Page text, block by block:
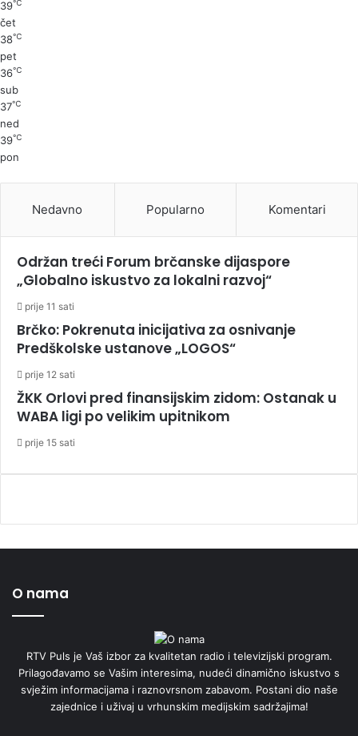
39℃
čet
38℃
pet
36℃
sub
37℃
ned
39℃
pon
Nedavno Popularno Komentari
Održan treći Forum brčanske dijaspore
„Globalno iskustvo za lokalni razvoj“
prije 11 sati
Brčko: Pokrenuta inicijativa za osnivanje
Predškolske ustanove „LOGOS“
prije 12 sati
ŽKK Orlovi pred finansijskim zidom: Ostanak u
WABA ligi po velikim upitnikom
prije 15 sati
O nama
RTV Puls je Vaš izbor za kvalitetan radio i televizijski program.
Prilagođavamo se Vašim interesima, nudeći dinamično iskustvo s
svježim informacijama i raznovrsnom zabavom. Postani dio naše
zajednice i uživaj u vrhunskim medijskim sadržajima!